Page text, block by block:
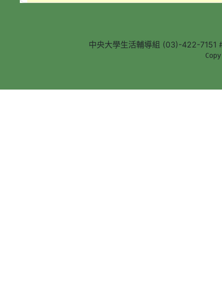
中央大學生活輔導組 (03)-422-7151